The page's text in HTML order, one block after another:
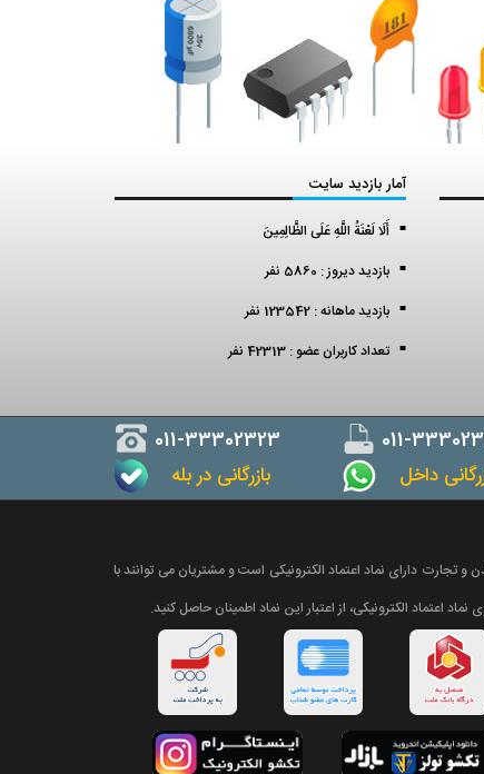
آمار بازدید سایت
أَلَا لَعْنَةُ اللَّهِ عَلَى الظَّالِمِينَ
بازدید دیروز : 5860 نفر
بازدید ماهانه : 123542 نفر
تعداد کاربران عضو : 42313 نفر
011-
011-33302323
داخل بازرگانی در بله
تجارت دارای نماد اعتماد الکترونیکی است و مشتریان می توانند با
اعتماد الکترونیکی، از اعتبار این نماد اطمینان حاصل کنید.